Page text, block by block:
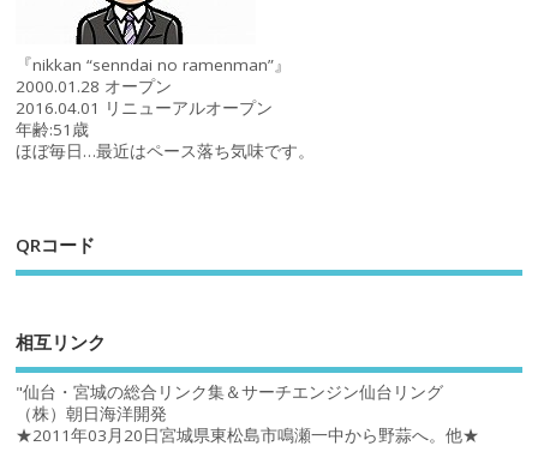
『nikkan “senndai no ramenman”』
2000.01.28 オープン
2016.04.01 リニューアルオープン
年齢:51歳
ほぼ毎日…最近はペース落ち気味です。
QRコード
相互リンク
"仙台・宮城の総合リンク集＆サーチエンジン仙台リング
（株）朝日海洋開発
★2011年03月20日宮城県東松島市鳴瀬一中から野蒜へ。他★